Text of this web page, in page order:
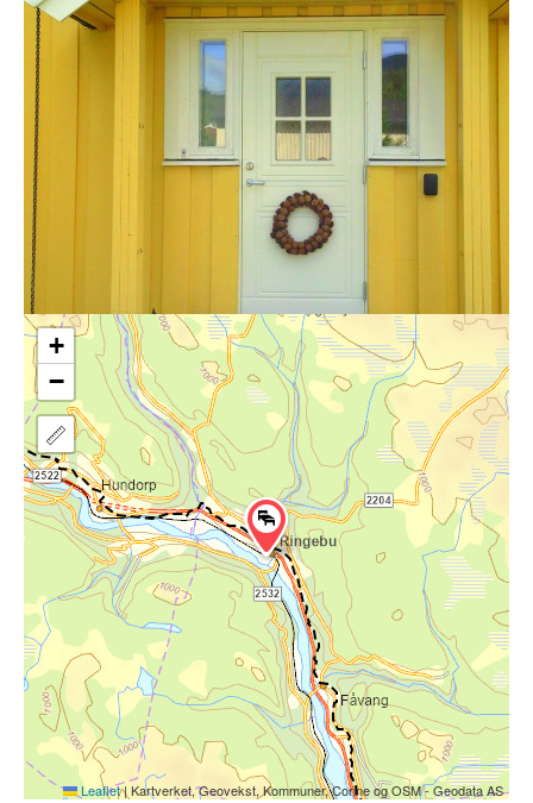
+
−
Leaflet|Kartverket, Geovekst, Kommuner, Corine og OSM - Geodata AS